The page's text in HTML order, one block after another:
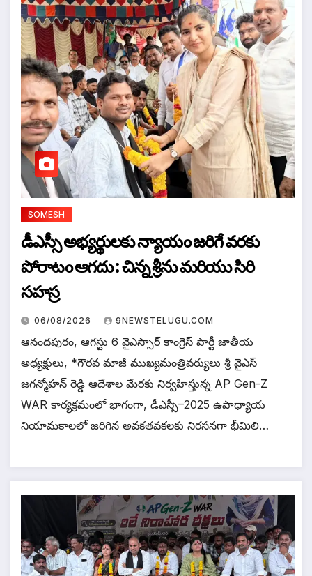
SOMESH
డీఎస్సీ అభ్యర్థులకు న్యాయం జరిగే వరకు
పోరాటం ఆగదు : చిన్న శ్రీను మరియు సిరి
సహస్ర
06/08/2026 9NEWSTELUGU.COM
ఆనందపురం, ఆగస్టు 6 వైఎస్సార్ కాంగ్రెస్ పార్టీ జాతీయ
అధ్యక్షులు, *గౌరవ మాజీ ముఖ్యమంత్రివర్యులు శ్రీ వైఎస్
జగన్మోహన్ రెడ్డి ఆదేశాల మేరకు నిర్వహిస్తున్న AP Gen-Z
WAR కార్యక్రమంలో భాగంగా, డీఎస్సీ–2025 ఉపాధ్యాయ
నియామకాలలో జరిగిన అవకతవకలకు నిరసనగా భీమిలి…